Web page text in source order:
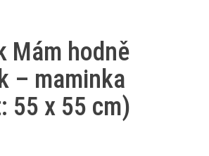
Mám hodně
– maminka
55 x 55 cm)